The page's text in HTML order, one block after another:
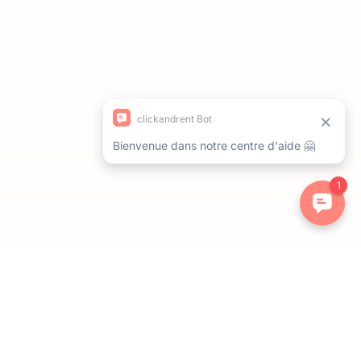
Personnalisez vos préférences pour contrôler la manière dont